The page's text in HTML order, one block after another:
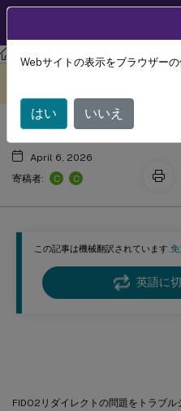
Citrix Virtual Apps and
この記事は機械翻訳されています.免
英語に
FIDO2リダイレクトの問題をトラブ
トラブルシュー
April 6, 2026
寄稿者:
C C
Webサイトの表示をブラウザー
はい いいえ